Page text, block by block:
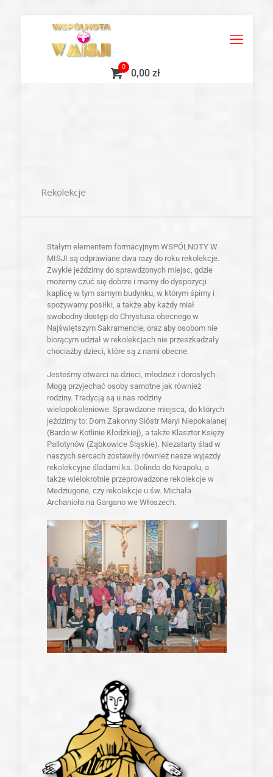
0
0,00 zł
Rekolekcje
Stałym elementem formacyjnym WSPÓLNOTY W
MISJI są odprawiane dwa razy do roku rekolekcje.
Zwykle jeździmy do sprawdzonych miejsc, gdzie
możemy czuć się dobrze i mamy do dyspozycji
kaplicę w tym samym budynku, w którym śpimy i
spożywamy posiłki, a także aby każdy miał
swobodny dostęp do Chrystusa obecnego w
Najświętszym Sakramencie, oraz aby osobom nie
biorącym udział w rekolekcjach nie przeszkadzały
chociażby dzieci, które są z nami obecne.
Jesteśmy otwarci na dzieci, młodzież i dorosłych.
Mogą przyjechać osoby samotne jak również
rodziny. Tradycją są u nas rodziny
wielopokoleniowe. Sprawdzone miejsca, do których
jeździmy to: Dom Zakonny Sióstr Maryi Niepokalanej
(Bardo w Kotlinie Kłodzkiej), a także Klasztor Księży
Pallotynów (Ząbkowice Śląskie). Niezatarty ślad w
naszych sercach zostawiły również nasze wyjazdy
rekolekcyjne śladami ks. Dolindo do Neapolu, a
także wielokrotnie przeprowadzone rekolekcje w
Medziugorie, czy rekolekcje u św. Michała
Archanioła na Gargano we Włoszech.